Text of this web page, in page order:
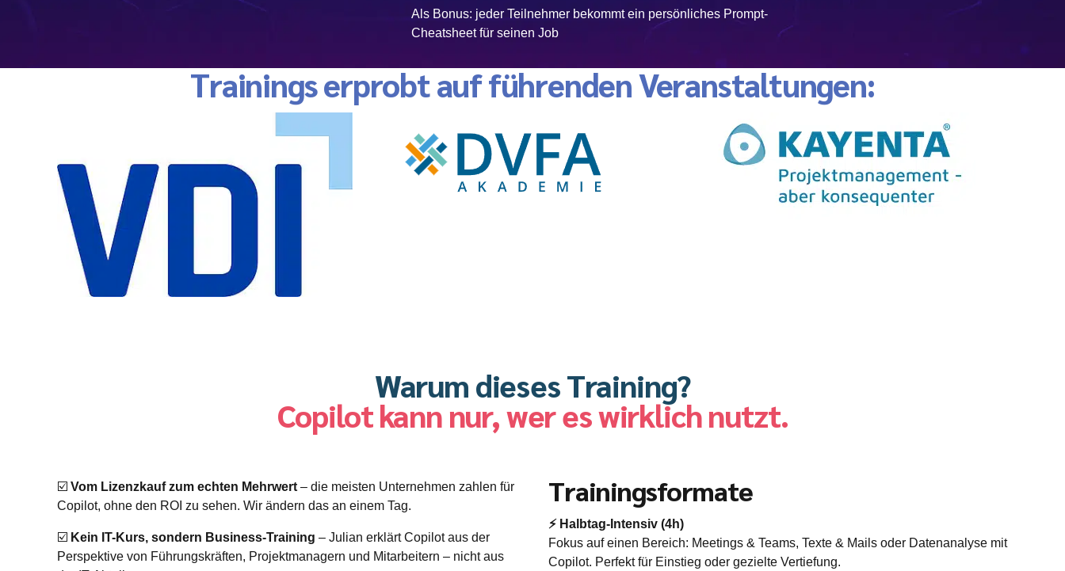
Als Bonus: jeder Teilnehmer bekommt ein persönliches Prompt-
Cheatsheet für seinen Job
Trainings erprobt auf führenden Veranstaltungen:
Warum dieses Training?
Copilot kann nur, wer es wirklich nutzt.
☑️ Vom Lizenzkauf zum echten Mehrwert – die meisten Unternehmen zahlen für
Copilot, ohne den ROI zu sehen. Wir ändern das an einem Tag.
☑️ Kein IT-Kurs, sondern Business-Training – Julian erklärt Copilot aus der
Perspektive von Führungskräften, Projektmanagern und Mitarbeitern – nicht aus
Trainingsformate
⚡ Halbtag-Intensiv (4h)
Fokus auf einen Bereich: Meetings & Teams, Texte & Mails oder Datenanalyse mit
Copilot. Perfekt für Einstieg oder gezielte Vertiefung.